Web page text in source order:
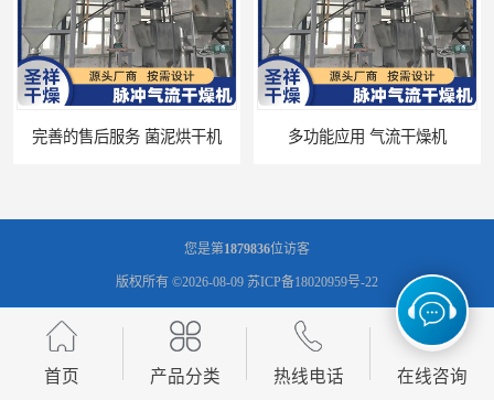
环境适应性强 新材料干燥
您是第1879836位访客
版权所有 ©2026-08-09 苏ICP备18020959号-22
技术支持： 八方资源网 管理员入口 网站地图
首页 产品分类 热线电话 在线咨询